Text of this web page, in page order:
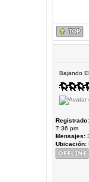
Bajando
Registrado:
7:36 pm
Mensajes:
Ubicación: